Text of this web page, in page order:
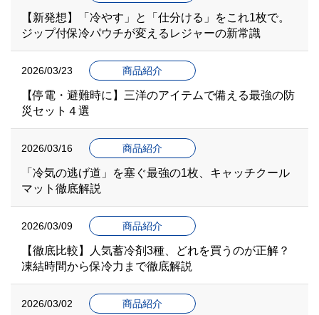
【新発想】「冷やす」と「仕分ける」をこれ1枚で。
ジップ付保冷パウチが変えるレジャーの新常識
2026/03/23 商品紹介
【停電・避難時に】三洋のアイテムで備える最強の防
災セット４選
2026/03/16 商品紹介
「冷気の逃げ道」を塞ぐ最強の1枚、キャッチクール
マット徹底解説
2026/03/09 商品紹介
【徹底比較】人気蓄冷剤3種、どれを買うのが正解？
凍結時間から保冷力まで徹底解説
2026/03/02 商品紹介